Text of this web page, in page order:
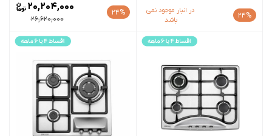
24%
در انبار موجود نمی
باشد
24%
26,620,000
20,204,000